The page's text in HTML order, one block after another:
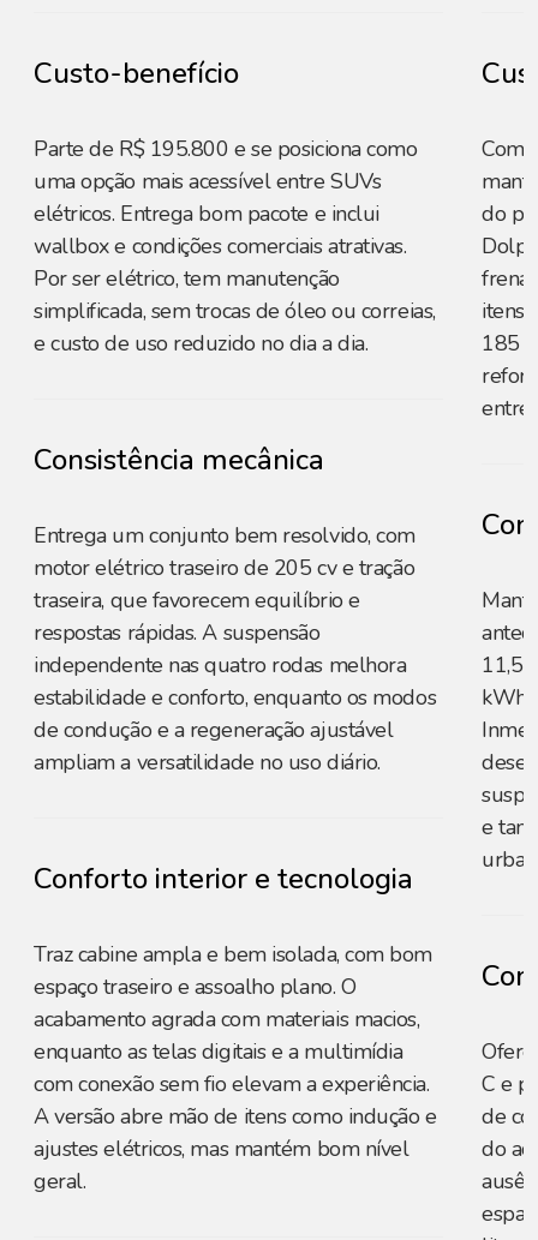
Custo-benefício
Parte de R$ 195.800 e se posiciona como
uma opção mais acessível entre SUVs
elétricos. Entrega bom pacote e inclui
wallbox e condições comerciais atrativas.
Por ser elétrico, tem manutenção
simplificada, sem trocas de óleo ou correias,
e custo de uso reduzido no dia a dia.
Consistência mecânica
Entrega um conjunto bem resolvido, com
motor elétrico traseiro de 205 cv e tração
traseira, que favorecem equilíbrio e
respostas rápidas. A suspensão
independente nas quatro rodas melhora
estabilidade e conforto, enquanto os modos
de condução e a regeneração ajustável
ampliam a versatilidade no uso diário.
Conforto interior e tecnologia
Traz cabine ampla e bem isolada, com bom
espaço traseiro e assoalho plano. O
acabamento agrada com materiais macios,
enquanto as telas digitais e a multimídia
com conexão sem fio elevam a experiência.
A versão abre mão de itens como indução e
ajustes elétricos, mas mantém bom nível
geral.
Com
do
itens
185
entre
11,5
kWh
e
C e
de
do